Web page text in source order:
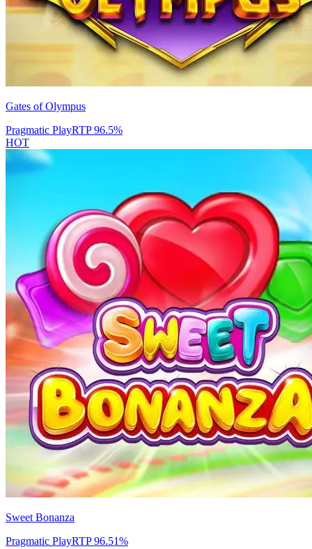
Gates of Olympus
Pragmatic PlayRTP96.5%
HOT
Sweet Bonanza
Pragmatic PlayRTP96.51%